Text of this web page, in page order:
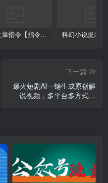
仿写文章指令【指令+教程】
下一篇
爆火短剧AI一键生成原创解
说视频，多平台多方式变